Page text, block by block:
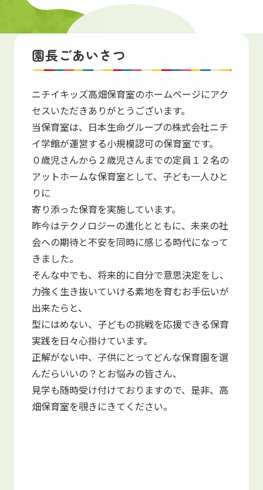
保育園紹介
Introduction
園長ごあいさつ
ニチイキッズ高畑保育室のホームページにアク
セスいただきありがとうございます。
当保育室は、日本生命グループの株式会社ニチ
イ学館が運営する小規模認可の保育室です。
０歳児さんから２歳児さんまでの定員１２名の
アットホームな保育室として、子ども一人ひと
りに
寄り添った保育を実施しています。
昨今はテクノロジーの進化とともに、未来の社
会への期待と不安を同時に感じる時代になって
きました。
そんな中でも、将来的に自分で意思決定をし、
力強く生き抜いていける素地を育むお手伝いが
出来たらと、
型にはめない、子どもの挑戦を応援できる保育
実践を日々心掛けています。
正解がない中、子供にとってどんな保育園を選
んだらいいの？とお悩みの皆さん、
見学も随時受け付けておりますので、是非、高
畑保育室を覗きにきてください。